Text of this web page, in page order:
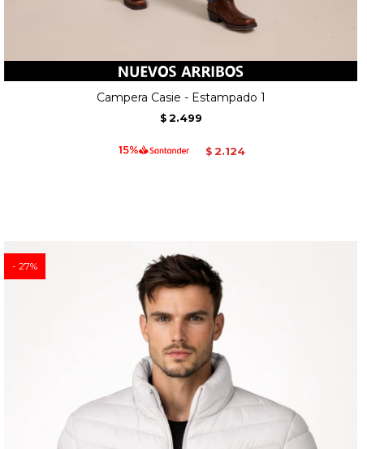
Campera Casie - Estampado 1
$ 2.499
$ 2.124
27